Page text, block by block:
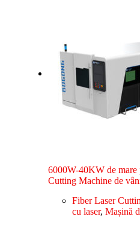
6000W-40KW de mare
Cutting Machine de
Fiber Laser
cu laser,Mașină